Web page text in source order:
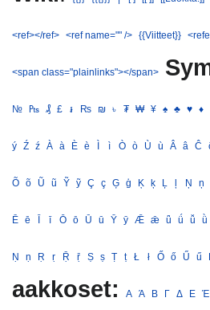
<ref></ref> <ref name="" /> {{Viitteet}}
<span class="plainlinks"></span>
№ ₧ ₰ £ ៛ ₨ ₪ ৳ ₮ ₩ ¥ ♠ ♣ ♥ ♦
ý Ź ź À à È è Ì ì Ò ò Ù ù Â â Ĉ
Õ õ Ũ ũ Ỹ ỹ Ç ç Ģ ģ Ķ ķ Ļ ļ Ņ ņ
Ē ē Ī ī Ō ō Ū ū Ȳ ȳ Ǣ ǣ ǖ ǘ ǚ ǜ
Ṇ ṇ Ṛ ṛ Ṝ ṝ Ṣ ṣ Ṭ ṭ Ł ł Ő ő Ű ű
aakkoset: Α Ά Β Γ Δ Ε Έ